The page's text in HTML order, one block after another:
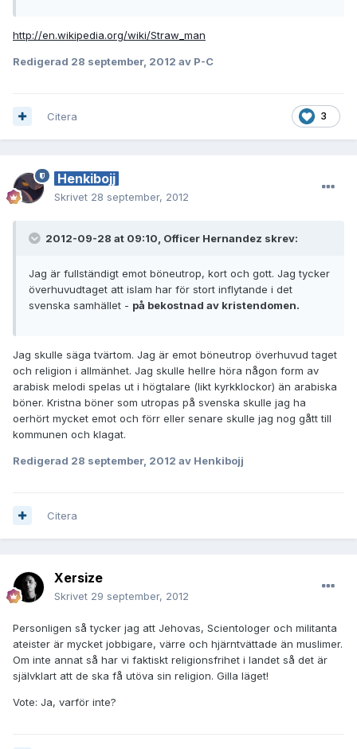
http://en.wikipedia.org/wiki/Straw_man
Redigerad 28 september, 2012 av P-C
3
Citera
Henkibojj
Skrivet 28 september, 2012
2012-09-28 at 09:10, Officer Hernandez skrev:
Jag är fullständigt emot böneutrop, kort och gott. Jag tycker
överhuvudtaget att islam har för stort inflytande i det
svenska samhället - på bekostnad av kristendomen.
Jag skulle säga tvärtom. Jag är emot böneutrop överhuvud taget
och religion i allmänhet. Jag skulle hellre höra någon form av
arabisk melodi spelas ut i högtalare (likt kyrkklockor) än arabiska
böner. Kristna böner som utropas på svenska skulle jag ha
oerhört mycket emot och förr eller senare skulle jag nog gått till
kommunen och klagat.
Redigerad 28 september, 2012 av Henkibojj
Citera
Xersize
Skrivet 29 september, 2012
Personligen så tycker jag att Jehovas, Scientologer och militanta
ateister är mycket jobbigare, värre och hjärntvättade än muslimer.
Om inte annat så har vi faktiskt religionsfrihet i landet så det är
självklart att de ska få utöva sin religion. Gilla läget!
Vote: Ja, varför inte?